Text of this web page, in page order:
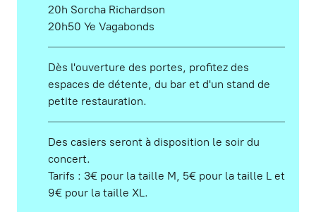
20h Sorcha Richardson
20h50 Ye Vagabonds
Dès l'ouverture des portes, profitez des
espaces de détente, du bar et d'un stand de
petite restauration.
Des casiers seront à disposition le soir du
concert.
Tarifs : 3€ pour la taille M, 5€ pour la taille L et
9€ pour la taille XL.